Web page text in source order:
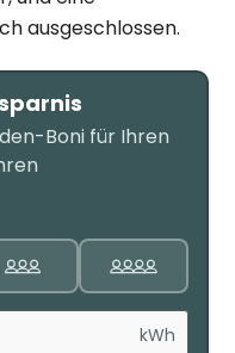
ausgeschlossen.
Boni für Ihren
kWh